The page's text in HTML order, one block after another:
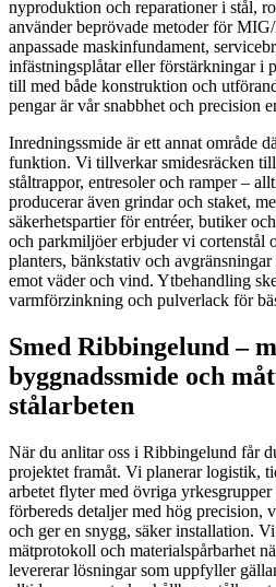
nyproduktion och reparationer i stål,
använder beprövade metoder för
anpassade maskinfundament,
infästningsplåtar eller förstärkningar i
till med både konstruktion och
pengar är vår snabbhet och precision
Inredningssmide är ett annat område
funktion. Vi tillverkar smidesräcken
ståltrappor, entresoler och ramper –
producerar även grindar och staket,
säkerhetspartier för entréer, butiker
och parkmiljöer erbjuder vi cortenstål
planters, bänkstativ och
emot väder och vind. Ytbehandling
varmförzinkning och pulverlack för
Smed Ribbingelund –
byggnadssmide och
stålarbeten
När du anlitar oss i Ribbingelund får
projektet framåt. Vi planerar logistik,
arbetet flyter med övriga
förbereds detaljer med hög precision,
och ger en snygg, säker installation.
mätprotokoll och materialspårbarhet
levererar lösningar som uppfyller